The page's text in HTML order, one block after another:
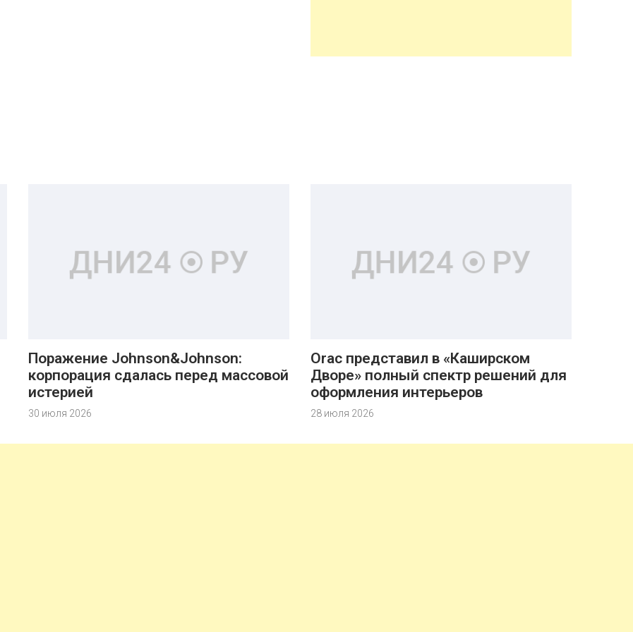
Поражение Johnson&Johnson:
корпорация сдалась перед массовой
истерией
30 июля 2026
Orac представил в «Каширском
Дворе» полный спектр решений для
оформления интерьеров
28 июля 2026